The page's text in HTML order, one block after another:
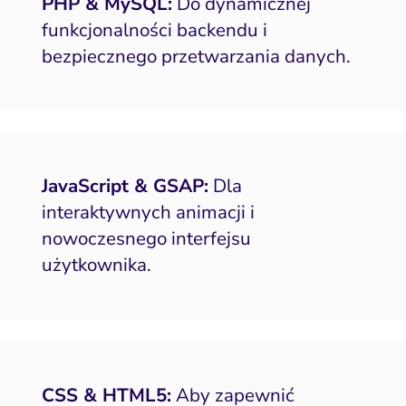
funkcjonalności backendu i
bezpiecznego przetwarzania danych.
JavaScript & GSAP: Dla
interaktywnych animacji i
nowoczesnego interfejsu
użytkownika.
CSS & HTML5: Aby zapewnić